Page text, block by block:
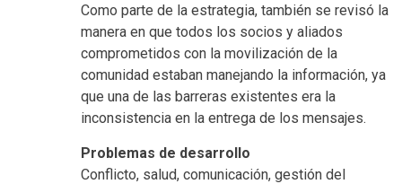
Como parte de la estrategia, también se revisó la
manera en que todos los socios y aliados
comprometidos con la movilización de la
comunidad estaban manejando la información, ya
que una de las barreras existentes era la
inconsistencia en la entrega de los mensajes.
Problemas de desarrollo
Conflicto, salud, comunicación, gestión del